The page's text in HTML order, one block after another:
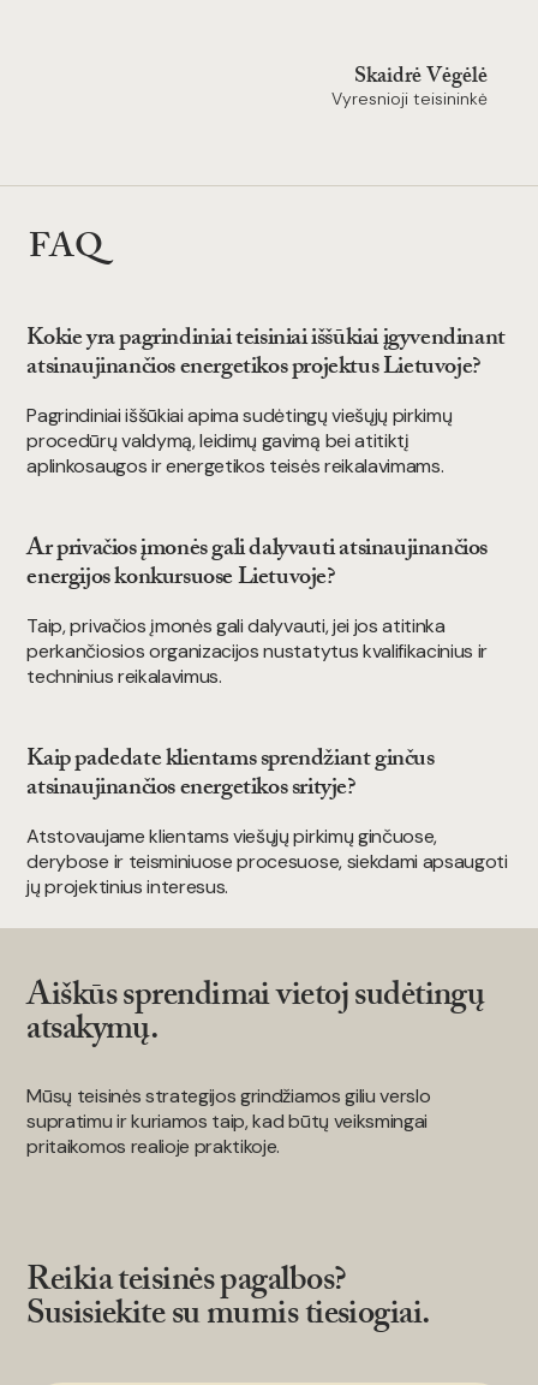
Skaidrė Vėgėlė
Vyresnioji teisininkė
FAQ
Kokie yra pagrindiniai teisiniai iššūkiai įgyvendinant
atsinaujinančios energetikos projektus Lietuvoje?
Pagrindiniai iššūkiai apima sudėtingų viešųjų pirkimų
procedūrų valdymą, leidimų gavimą bei atitiktį
aplinkosaugos ir energetikos teisės reikalavimams.
Ar privačios įmonės gali dalyvauti atsinaujinančios
energijos konkursuose Lietuvoje?
Taip, privačios įmonės gali dalyvauti, jei jos atitinka
perkančiosios organizacijos nustatytus kvalifikacinius ir
techninius reikalavimus.
Kaip padedate klientams sprendžiant ginčus
atsinaujinančios energetikos srityje?
Atstovaujame klientams viešųjų pirkimų ginčuose,
derybose ir teisminiuose procesuose, siekdami apsaugoti
jų projektinius interesus.
Reikia teisinės pagalbos?
Susisiekite su mumis tiesiogiai.
Aiškūs sprendimai vietoj sudėtingų
atsakymų.
Mūsų teisinės strategijos grindžiamos giliu verslo
supratimu ir kuriamos taip, kad būtų veiksmingai
pritaikomos realioje praktikoje.